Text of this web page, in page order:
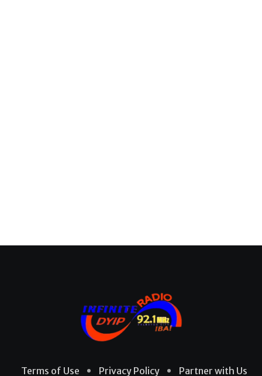
Terms of Use Privacy Policy Partner with Us